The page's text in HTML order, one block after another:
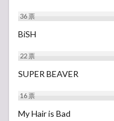
36票
BiSH
22票
SUPER BEAVER
16票
My Hair is Bad